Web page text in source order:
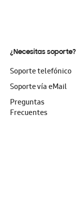
¿Necesitas soporte?
Soporte telefónico
Soporte vía eMail
Preguntas
Frecuentes